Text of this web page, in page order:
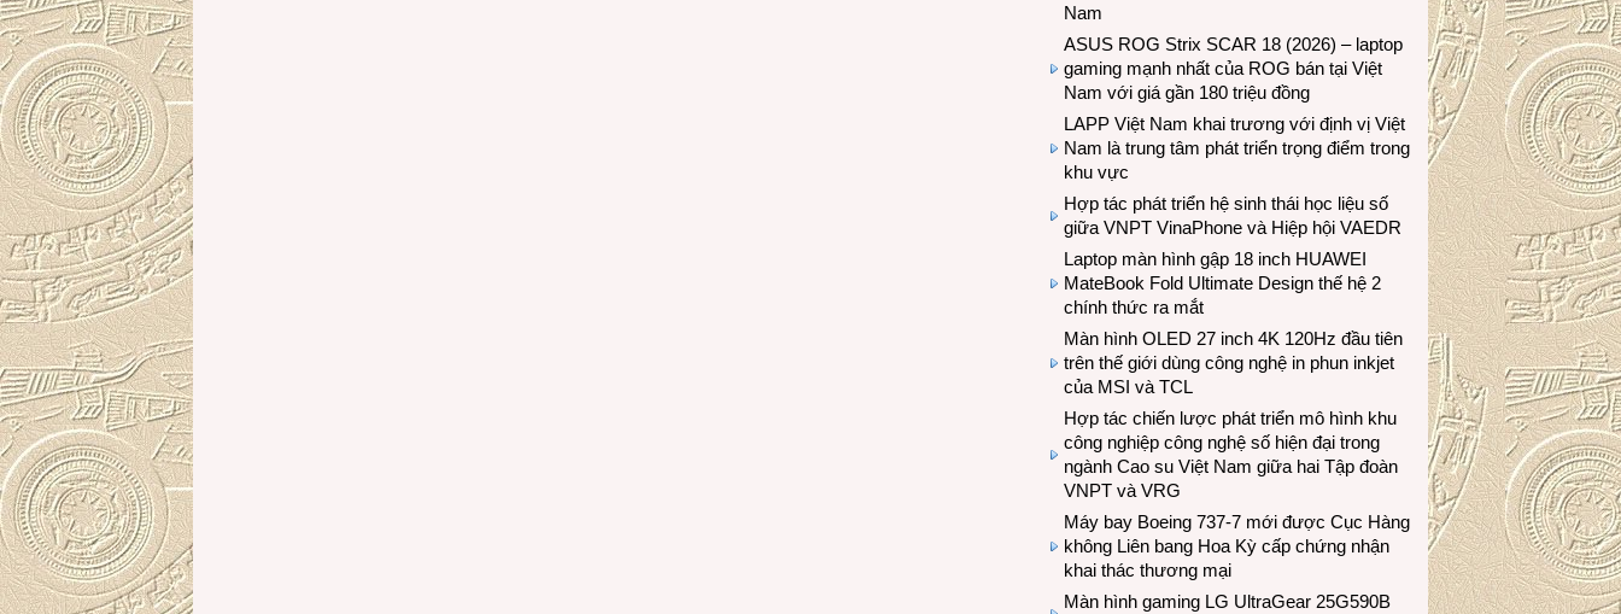
Nam
ASUS ROG Strix SCAR 18 (2026) – laptop
gaming mạnh nhất của ROG bán tại Việt
Nam với giá gần 180 triệu đồng
LAPP Việt Nam khai trương với định vị Việt
Nam là trung tâm phát triển trọng điểm trong
khu vực
Hợp tác phát triển hệ sinh thái học liệu số
giữa VNPT VinaPhone và Hiệp hội VAEDR
Laptop màn hình gập 18 inch HUAWEI
MateBook Fold Ultimate Design thế hệ 2
chính thức ra mắt
Màn hình OLED 27 inch 4K 120Hz đầu tiên
trên thế giới dùng công nghệ in phun inkjet
của MSI và TCL
Hợp tác chiến lược phát triển mô hình khu
công nghiệp công nghệ số hiện đại trong
ngành Cao su Việt Nam giữa hai Tập đoàn
VNPT và VRG
Máy bay Boeing 737-7 mới được Cục Hàng
không Liên bang Hoa Kỳ cấp chứng nhận
khai thác thương mại
Màn hình gaming LG UltraGear 25G590B